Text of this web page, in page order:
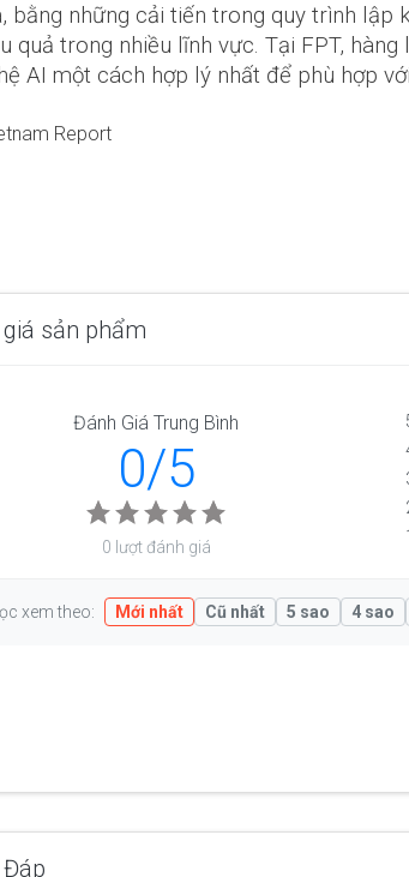
bằng những cải tiến trong quy trình lập
quả trong nhiều lĩnh vực. Tại FPT,
AI một cách hợp lý nhất để phù hợp
Report
sản phẩm
Đánh Giá Trung Bình
0/5
0 lượt đánh giá
1
Lọc xem theo: Mới nhất Cũ nhất 5 sao 4 sao
Đáp